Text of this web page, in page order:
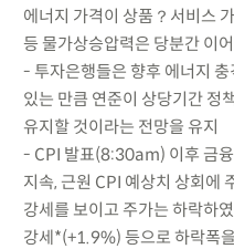
에너지 가격이 상품？서비스
등 물가상승압력은 당분간 이
- 투자은행들은 향후 에너지
있는 만큼 연준이 상당기간 정
유지할 것이라는 전망을 유지
- CPI 발표(8:30am) 이후 금
지속, 근원 CPI 예상치 상회에
강세를 보이고 주가는 하락하
강세*(+1.9%) 등으로 하락폭